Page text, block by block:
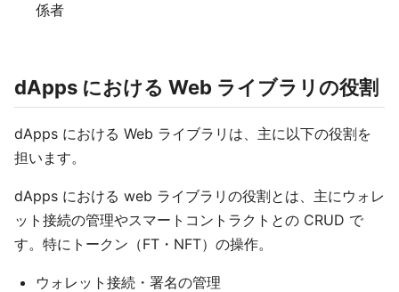
係者
dApps における Web ライブラリの役割
dApps における Web ライブラリは、主に以下の役割を
担います。
dApps における web ライブラリの役割とは、主にウォレ
ット接続の管理やスマートコントラクトとの CRUD で
す。特にトークン（FT・NFT）の操作。
ウォレット接続・署名の管理